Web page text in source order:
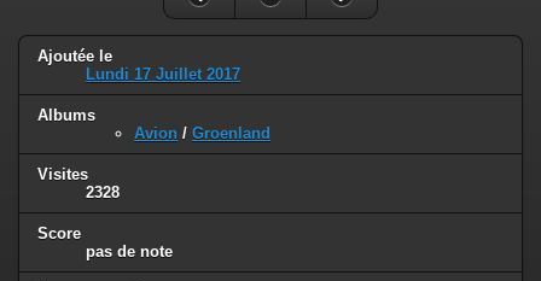
Ajoutée le
Lundi 17 Juillet 2017
Albums
Avion / Groenland
Visites
2328
Score
pas de note